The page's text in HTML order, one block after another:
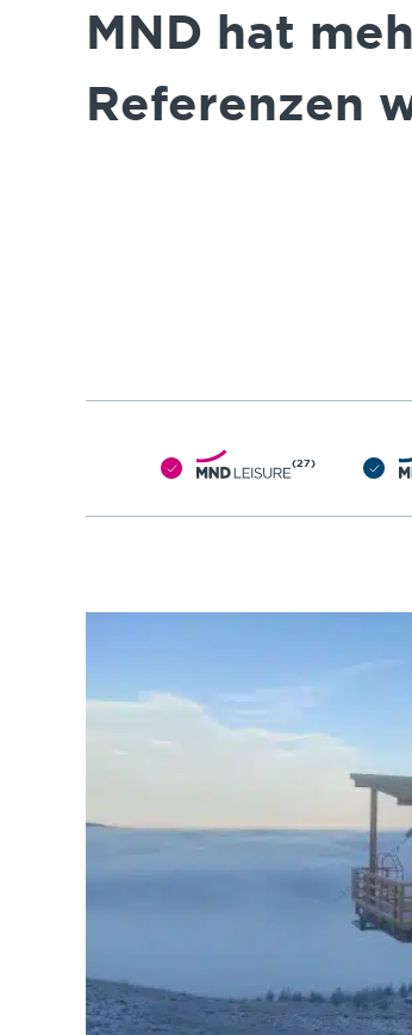
MND hat
Referenzen
(27)